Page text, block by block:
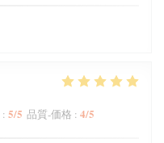
: 5/5 品質-価格 : 4/5